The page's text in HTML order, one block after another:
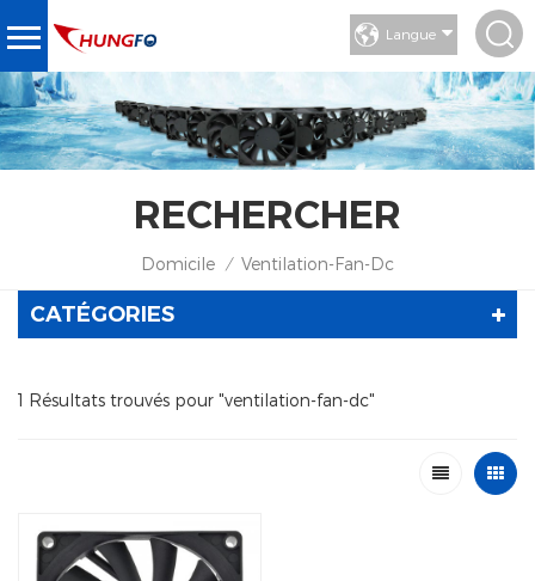
Langue
RECHERCHER
Domicile / Ventilation-Fan-Dc
CATÉGORIES
1 Résultats trouvés pour "ventilation-fan-dc"